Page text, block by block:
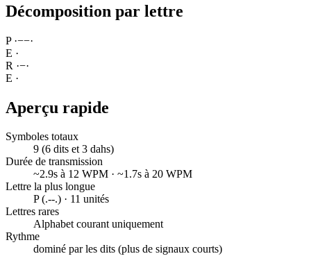
Décomposition par lettre
P ·−−·
E ·
R ·−·
E ·
Aperçu rapide
Symboles totaux
9 (6 dits et 3 dahs)
Durée de transmission
~2.9s à 12 WPM · ~1.7s à 20 WPM
Lettre la plus longue
P (.--.) · 11 unités
Lettres rares
Alphabet courant uniquement
Rythme
dominé par les dits (plus de signaux courts)